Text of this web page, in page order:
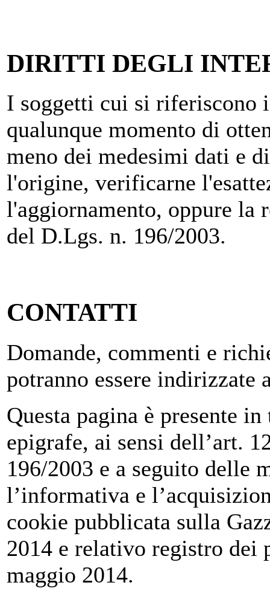
DIRITTI DEGLI
I soggetti cui si riferiscono
qualunque momento di
meno dei medesimi dati e
l'origine, verificarne
l'aggiornamento, oppure la
del D.Lgs. n. 196/2003.
CONTATTI
Domande, commenti e
potranno essere indirizzate
Questa pagina è presente
epigrafe, ai sensi dell’art.
196/2003 e a seguito delle
l’informativa e
cookie pubblicata sulla
2014 e relativo registro dei
maggio 2014.